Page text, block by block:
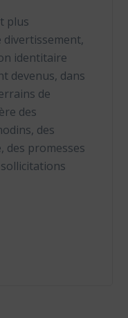
plus
divertissement,
identitaire
devenus, dans
de
des
des
des promesses